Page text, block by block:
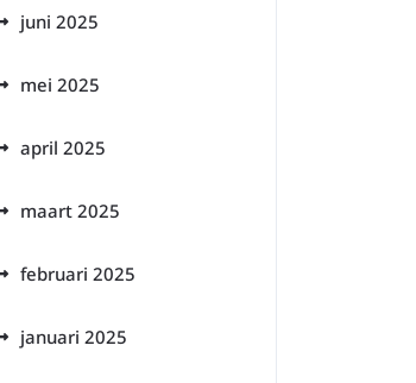
juni 2025
mei 2025
april 2025
maart 2025
februari 2025
januari 2025